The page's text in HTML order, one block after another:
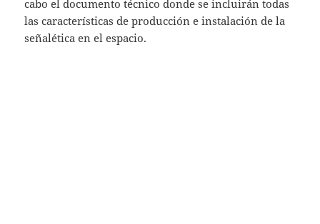
cabo el documento técnico donde se incluirán todas
las características de producción e instalación de la
señalética en el espacio.